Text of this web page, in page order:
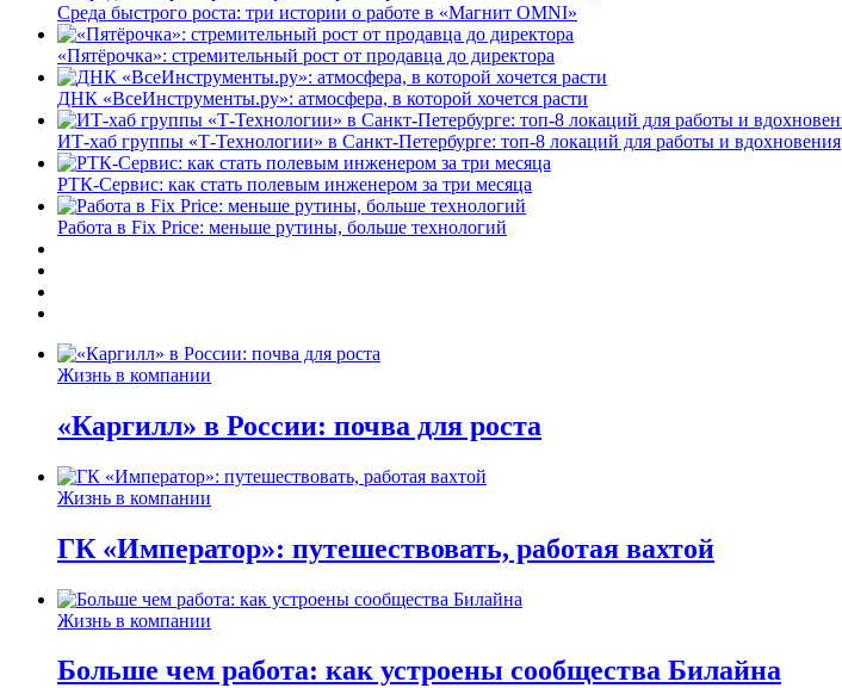
Среда быстрого роста: три истории о работе в «Магнит OMNI»
«Пятёрочка»: стремительный рост от продавца до директора
ДНК «ВсеИнструменты.ру»: атмосфера, в которой хочется расти
ИТ-хаб группы «Т-Технологии» в Санкт-Петербурге: топ-8 локаций для работы и вдохновения
РТК-Сервис: как стать полевым инженером за три месяца
Работа в Fix Price: меньше рутины, больше технологий
Жизнь в компании
«Каргилл» в России: почва для роста
Жизнь в компании
ГК «Император»: путешествовать, работая вахтой
Жизнь в компании
Больше чем работа: как устроены сообщества Билайна